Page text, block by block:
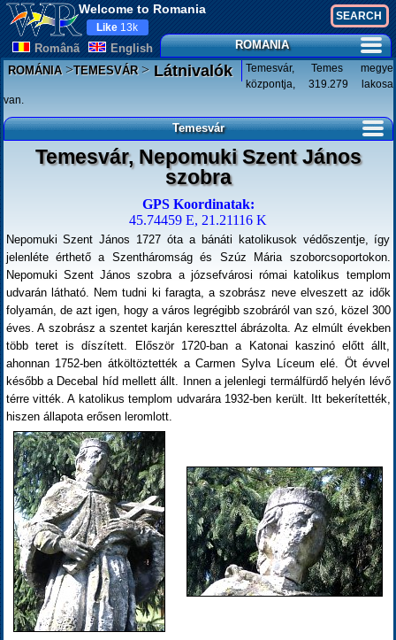
Welcome to Romania
Românã English
Like 13k
ROMANIA
ROMÁNIA>TEMESVÁR>Látnivalók
Temesvár, Temes megye
központja, 319.279 lakosa
van.
Temesvár
Temesvár, Nepomuki Szent János
szobra
GPS Koordinatak:
45.74459 E, 21.21116 K
Nepomuki Szent János 1727 óta a bánáti katolikusok védőszentje, így
jelenléte érthető a Szentháromság és Szúz Mária szoborcsoportokon.
Nepomuki Szent János szobra a józsefvárosi római katolikus templom
udvarán látható. Nem tudni ki faragta, a szobrász neve elveszett az idők
folyamán, de azt igen, hogy a város legrégibb szobráról van szó, közel 300
éves. A szobrász a szentet karján kereszttel ábrázolta. Az elmúlt években
több teret is díszített. Először 1720-ban a Katonai kaszinó előtt állt,
ahonnan 1752-ben átköltöztették a Carmen Sylva Líceum elé. Öt évvel
később a Decebal híd mellett állt. Innen a jelenlegi termálfürdő helyén lévő
térre vitték. A katolikus templom udvarára 1932-ben került. Itt bekerítették,
hiszen állapota erősen leromlott.